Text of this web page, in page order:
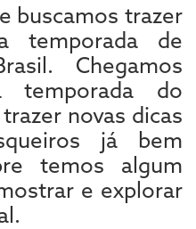
buscamos trazer
temporada de
Chegamos
temporada do
novas dicas
já bem
temos algum
e explorar